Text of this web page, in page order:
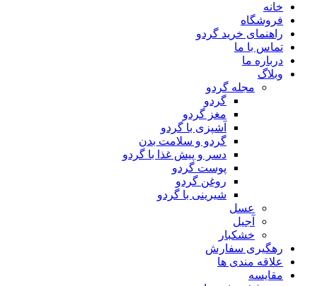
خانه
فروشگاه
راهنمای خرید گردو
تماس با ما
درباره ما
وبلاگ
مجله گردو
گردو
مغز گردو
آشپزی با گردو
گردو و سلامت بدن
دسر و پیش غذا با گردو
پوست گردو
روغن گردو
شیرینی با گردو
عسل
آجیل
خشکبار
رهگیری سفارش
علاقه مندی ها
مقایسه